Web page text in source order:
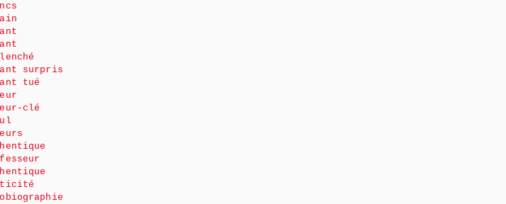
surpris
tué
clé